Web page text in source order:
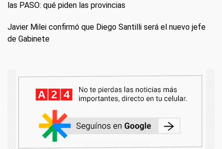
las PASO: qué piden las provincias
Javier Milei confirmó que Diego Santilli será el nuevo jefe
de Gabinete